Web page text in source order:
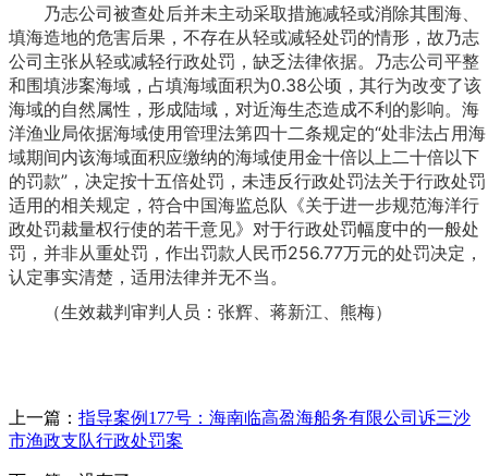
乃志公司被查处后并未主动采取措施减轻或消除其围海、
填海造地的危害后果，不存在从轻或减轻处罚的情形，故乃志
公司主张从轻或减轻行政处罚，缺乏法律依据。乃志公司平整
和围填涉案海域，占填海域面积为0.38公顷，其行为改变了该
海域的自然属性，形成陆域，对近海生态造成不利的影响。海
洋渔业局依据海域使用管理法第四十二条规定的“处非法占用海
域期间内该海域面积应缴纳的海域使用金十倍以上二十倍以下
的罚款”，决定按十五倍处罚，未违反行政处罚法关于行政处罚
适用的相关规定，符合中国海监总队《关于进一步规范海洋行
政处罚裁量权行使的若干意见》对于行政处罚幅度中的一般处
罚，并非从重处罚，作出罚款人民币256.77万元的处罚决定，
认定事实清楚，适用法律并无不当。
（生效裁判审判人员：张辉、蒋新江、熊梅）
上一篇： 指导案例177号：海南临高盈海船务有限公司诉三沙
市渔政支队行政处罚案